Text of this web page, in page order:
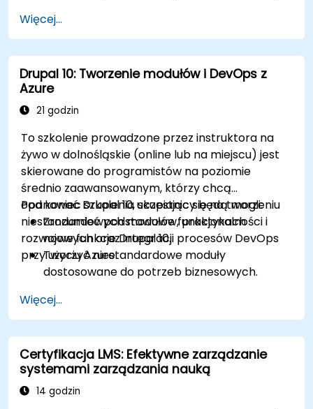
mobilnych.
Więcej...
Drupal 10: Tworzenie modułów i DevOps z
Azure
21 godzin
To szkolenie prowadzone przez instruktora na
żywo w dolnośląskie (online lub na miejscu) jest
skierowane do programistów na poziomie
średnio zaawansowanym, którzy chcą
opanować Drupal 10, skupiając się na tworzeniu
niestandardowych modułów, praktykach
rozwojowych oraz integracji procesów DevOps
przy użyciu Azure.
Pod koniec szkolenia uczestnicy będą mogli:
Zrozumieć podstawowe funkcjonalności i
nowe funkcje Drupal 10.
Tworzyć niestandardowe moduły
dostosowane do potrzeb biznesowych.
Drupal.
Konfigurować i zarządzać środowiskami
deweloperskimi przy użyciu usług Azure.
Automatyzować wdrażanie i skalowanie przy
użyciu narzędzi Azure DevOps.
Więcej...
Certyfikacja LMS: Efektywne zarządzanie
systemami zarządzania nauką
14 godzin